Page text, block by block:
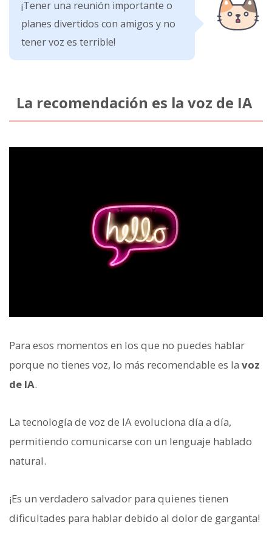
¡Tener una reunión importante o
planes divertidos con amigos y no
tener voz es terrible!
La recomendación es la voz de IA
Para esos momentos en los que no puedes hablar
porque no tienes voz, lo más recomendable es la voz
de IA.
La tecnología de voz de IA evoluciona día a día,
permitiendo comunicarse con un lenguaje hablado
natural.
¡Es un verdadero salvador para quienes tienen
dificultades para hablar debido al dolor de garganta!